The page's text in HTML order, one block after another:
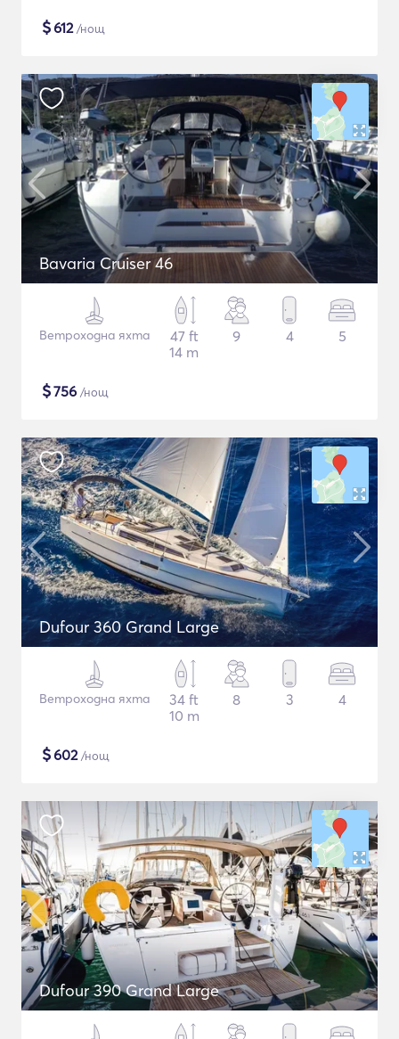
$612/нощ
Bavaria Cruiser 46
Ветроходна яхта
47 ft
14 m
9 4 5
$756 /нощ
Dufour 360 Grand Large
Ветроходна яхта
34 ft
10 m
8 3 4
$602/нощ
Dufour 390 Grand Large